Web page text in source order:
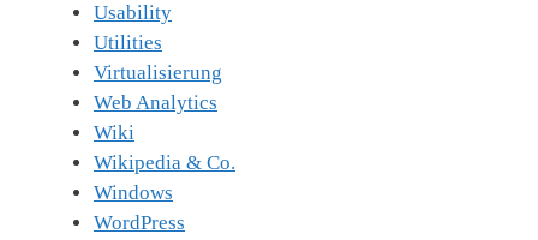
Usability
Utilities
Virtualisierung
Web Analytics
Wiki
Wikipedia & Co.
Windows
WordPress